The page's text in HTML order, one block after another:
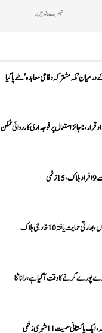
تبصرے بند ہیں.
’مکہ مشترکہ دفاعی معاہدہ‘ طے پا گیا
قرار، ناجائز استعمال پر فوجداری کارروائی ممکن
حمایت یافتہ 10 خارجی ہلاک
پورے کرنے کا وقت آ گیا ہے، رانا ثنا
سمیت 11 شہری زخمی